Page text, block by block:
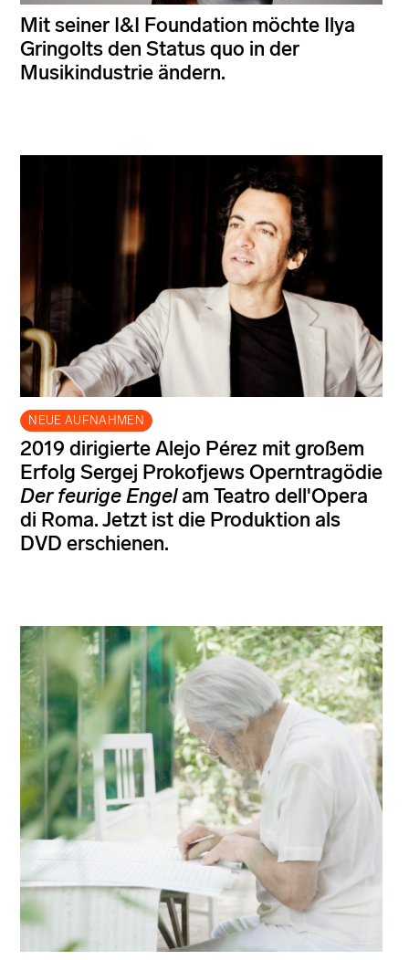
Mit seiner I&I Foundation möchte Ilya
Gringolts den Status quo in der
Musikindustrie ändern.
NEUE AUFNAHMEN
2019 dirigierte Alejo Pérez mit großem
Erfolg Sergej Prokofjews Operntragödie
Der feurige Engelam Teatro dell'Opera
di Roma. Jetzt ist die Produktion als
DVD erschienen.